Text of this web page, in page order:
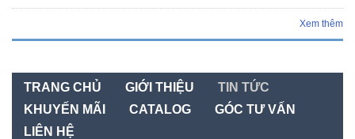
Xem thêm
TRANG CHỦ GIỚI THIỆU
TIN TỨC
KHUYẾN MÃI
CATALOG
GÓC TƯ VẤN
LIÊN HỆ